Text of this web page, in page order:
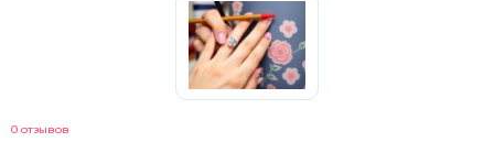
0 отзывов